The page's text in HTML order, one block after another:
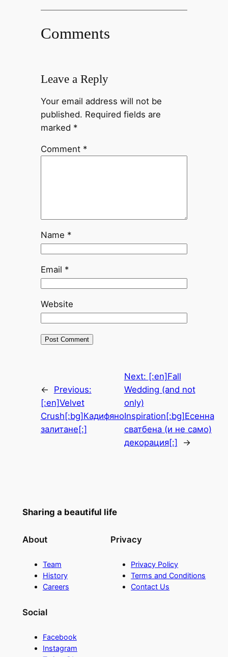
Comments
Leave a Reply
Your email address will not be
published. Required fields are
marked *
Comment *
Name *
Email *
Website
←
Previous:
[:en]Velvet
Crush[:bg]Кадифяно
залитане[:]
Next: [:en]Fall
Wedding (and not
only)
Inspiration[:bg]Есенна
сватбена (и не само)
декорация[:]
→
Sharing a beautiful life
About
Team
History
Careers
Privacy
Privacy Policy
Terms and Conditions
Contact Us
Social
Facebook
Instagram